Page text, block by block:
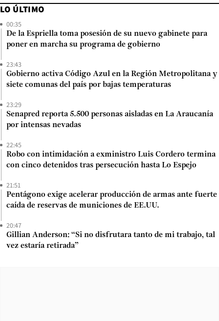
LO ÚLTIMO
00:35
De la Espriella toma posesión de su nuevo gabinete para
poner en marcha su programa de gobierno
23:43
Gobierno activa Código Azul en la Región Metropolitana y
siete comunas del país por bajas temperaturas
23:29
Senapred reporta 5.500 personas aisladas en La Araucanía
por intensas nevadas
22:45
Robo con intimidación a exministro Luis Cordero termina
con cinco detenidos tras persecución hasta Lo Espejo
21:51
Pentágono exige acelerar producción de armas ante fuerte
caída de reservas de municiones de EE.UU.
20:47
Gillian Anderson: “Si no disfrutara tanto de mi trabajo, tal
vez estaría retirada”